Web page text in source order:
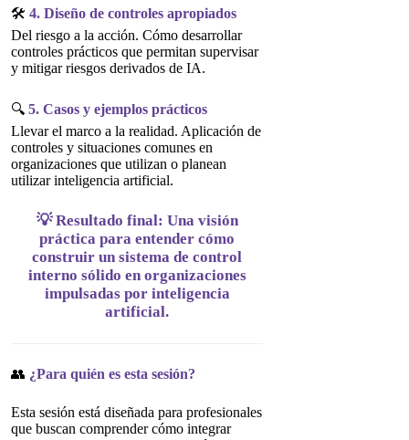
🛠️ 4. Diseño de controles apropiados
Del riesgo a la acción. Cómo desarrollar
controles prácticos que permitan supervisar
y mitigar riesgos derivados de IA.
🔍 5. Casos y ejemplos prácticos
Llevar el marco a la realidad. Aplicación de
controles y situaciones comunes en
organizaciones que utilizan o planean
utilizar inteligencia artificial.
💡 Resultado final: Una visión
práctica para entender cómo
construir un sistema de control
interno sólido en organizaciones
impulsadas por inteligencia
artificial.
👥 ¿Para quién es esta sesión?
Esta sesión está diseñada para profesionales
que buscan comprender cómo integrar